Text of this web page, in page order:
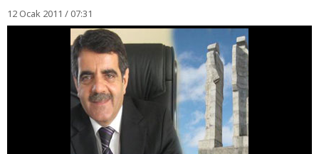
12 Ocak 2011 / 07:31